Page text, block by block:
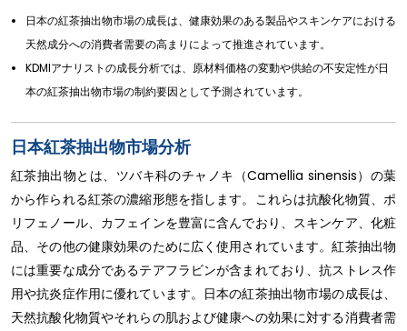
日本の紅茶抽出物市場の成長は、健康効果のある製品やスキンケアにおける
天然成分への消費者需要の高まりによって推進されています。
KDMIアナリストの成長分析では、原材料価格の変動や供給の不安定性が日
本の紅茶抽出物市場の制約要因として予測されています。
日本紅茶抽出物市場分析
紅茶抽出物とは、ツバキ科のチャノキ（Camellia sinensis）の葉
から作られる紅茶の濃縮形態を指します。これらは抗酸化物質、ポ
リフェノール、カフェインを豊富に含んでおり、スキンケア、化粧
品、その他の健康効果のために広く使用されています。紅茶抽出物
には重要な成分であるテアフラビンが含まれており、抗ストレス作
用や抗炎症作用に優れています。日本の紅茶抽出物市場の成長は、
天然抗酸化物質やそれらの肌および健康への効果に対する消費者需